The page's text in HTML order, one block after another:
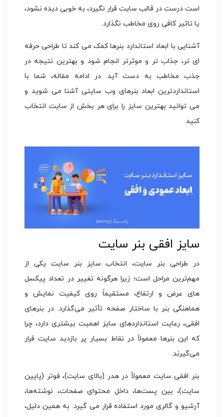
است درست در قالب سایت قرار نگیرد، به خوبی دیده نشود،
یا تاثیر کافی روی مخاطب نگذارد.
آشنایی با ابعاد استاندارد بنرها کمک می کند تا طراحی حرفه
ای تر، جذاب تر و موثرتر انجام شود و بهترین نتیجه در
جذب مخاطب به دست آید. در ادامه مقاله، شما با
استانداردترین ابعاد بنرهای وب سایتی آشنا می شوید و
می توانید بهترین سایز را برای هر بخش از سایت انتخاب
کنید.
سایز افقی بنر سایت
در طراحی بنر سایت، انتخاب سایز بنر سایت یکی از
مهم‌ترین مراحل است؛ زیرا هرگونه تغییر در تعداد پیکسل
های عرض و ارتفاع، مستقیماً روی کیفیت نمایش و
هماهنگی بنر با ساختار صفحه تأثیر می‌گذارد. در بنرهای
افقی، رعایت استانداردهای سایز اهمیت بیشتری دارد، چرا
که این بنرها معمولاً در نقاط بسیار پر بازدید سایت قرار
می‌گیرند.
بنر افقی سایت معمولاً در هدر (بالای سایت)، فوتر (پایین
سایت)، بین پست‌ها، داخل محتوای صفحات، نوشته‌ها،
آرشیو و گالری مورد استفاده قرار می گیرد. به همین دلیل،